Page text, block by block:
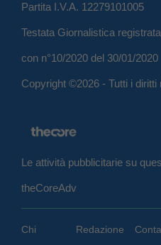
Partita I.V.A. 12279101005
Testata Giornalistica
con n°10/2020 del 30/01/2020
Copyright ©2026 - Tutti i diritti
Le attività pubblicitarie su
theCoreAdv
Chi Redazione